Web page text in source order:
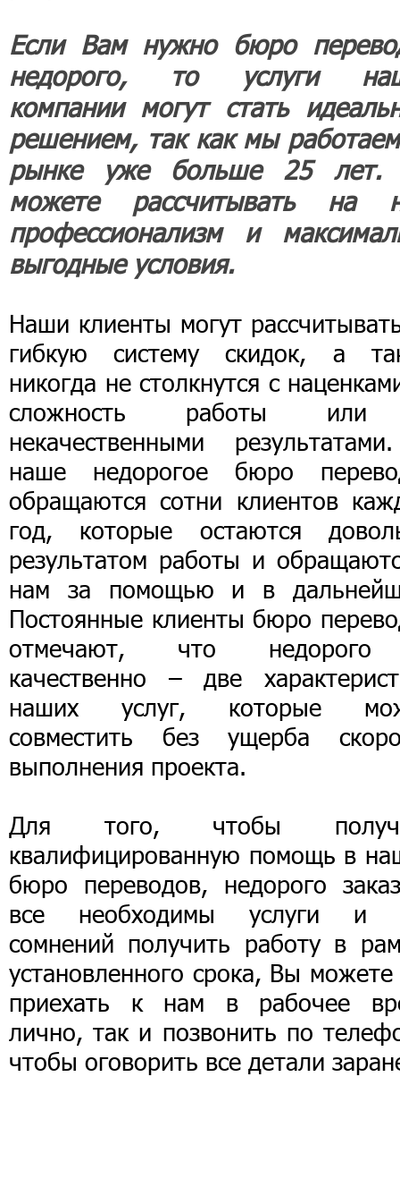
Если Вам нужно бюро
недорого, то услуги
компании могут стать
решением, так как мы
рынке уже больше 25 лет.
можете рассчитывать на
профессионализм и
выгодные условия.
Наши клиенты могут
гибкую систему скидок, а
никогда не столкнутся с
сложность работы
некачественными
наше недорогое бюро
обращаются сотни клиентов
год, которые остаются
результатом работы и
нам за помощью и в
Постоянные клиенты бюро
отмечают, что
качественно – две
наших услуг, которые
совместить без ущерба
выполнения проекта.
Для того, чтобы
квалифицированную помощь в
бюро переводов, недорого
все необходимы услуги и
сомнений получить работу в
установленного срока, Вы можете
приехать к нам в рабочее
лично, так и позвонить по
чтобы оговорить все детали